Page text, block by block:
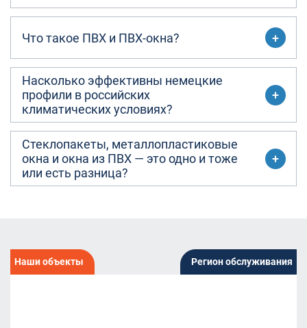
Что такое ПВХ и ПВХ-окна?
Насколько эффективны немецкие
профили в российских
климатических условиях?
Стеклопакеты, металлопластиковые
окна и окна из ПВХ — это одно и тоже
или есть разница?
Наши объекты Регион обслуживания